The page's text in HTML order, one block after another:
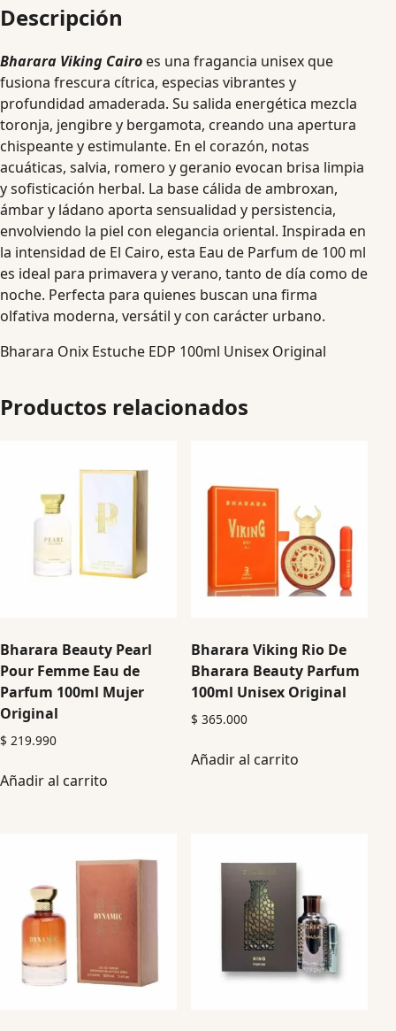
Descripción
Bharara Viking Cairo es una fragancia unisex que
fusiona frescura cítrica, especias vibrantes y
profundidad amaderada. Su salida energética mezcla
toronja, jengibre y bergamota, creando una apertura
chispeante y estimulante. En el corazón, notas
acuáticas, salvia, romero y geranio evocan brisa limpia
y sofisticación herbal. La base cálida de ambroxan,
ámbar y ládano aporta sensualidad y persistencia,
envolviendo la piel con elegancia oriental. Inspirada en
la intensidad de El Cairo, esta Eau de Parfum de 100 ml
es ideal para primavera y verano, tanto de día como de
noche. Perfecta para quienes buscan una firma
olfativa moderna, versátil y con carácter urbano.
Bharara Onix Estuche EDP 100ml Unisex Original
Productos relacionados
Bharara Beauty Pearl
Pour Femme Eau de
Parfum 100ml Mujer
Original
$ 219.990
Añadir al carrito
Bharara Viking Rio De
Bharara Beauty Parfum
100ml Unisex Original
$ 365.000
Añadir al carrito